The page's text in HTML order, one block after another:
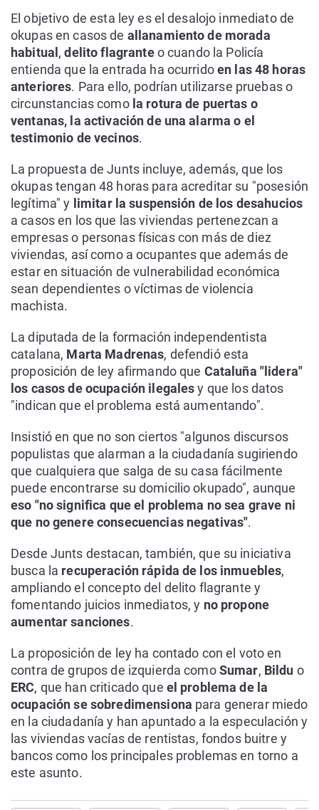
El objetivo de esta ley es el desalojo inmediato de
okupas en casos de allanamiento de morada
habitual ,delito flagranteo cuando la Policía
entienda que la entrada ha ocurridoen las 48 horas
anteriores. Para ello, podrían utilizarse pruebas o
circunstancias como la rotura de puertas o
ventanas, la activación de una alarma o el
testimonio de vecinos.
La propuesta de Junts incluye, además, que los
okupas tengan 48 horas para acreditar su "posesión
legítima" y limitar la suspensión de los desahucios
a casos en los que las viviendas pertenezcan a
empresas o personas físicas con más de diez
viviendas, así como a ocupantes que además de
estar en situación de vulnerabilidad económica
sean dependientes o víctimas de violencia
machista.
La diputada de la formación independentista
catalana, Marta Madrenas, defendió esta
proposición de ley afirmando que Cataluña "lidera"
los casos de ocupación ilegalesy que los datos
"indican que el problema está aumentando".
Insistió en que no son ciertos "algunos discursos
populistas que alarman a la ciudadanía sugiriendo
que cualquiera que salga de su casa fácilmente
puede encontrarse su domicilio okupado", aunque
eso "no significa que el problema no sea grave ni
que no genere consecuencias negativas".
Desde Junts destacan, también, que su iniciativa
busca la recuperación rápida de los inmuebles,
ampliando el concepto del delito flagrante y
fomentando juicios inmediatos, y no propone
aumentar sanciones.
La proposición de ley ha contado con el voto en
contra de grupos de izquierda comoSumar, Bildu o
ERC, que han criticado que el problema de la
ocupación se sobredimensiona para generar miedo
en la ciudadanía y han apuntado a la especulación y
las viviendas vacías de rentistas, fondos buitre y
bancos como los principales problemas en torno a
este asunto.